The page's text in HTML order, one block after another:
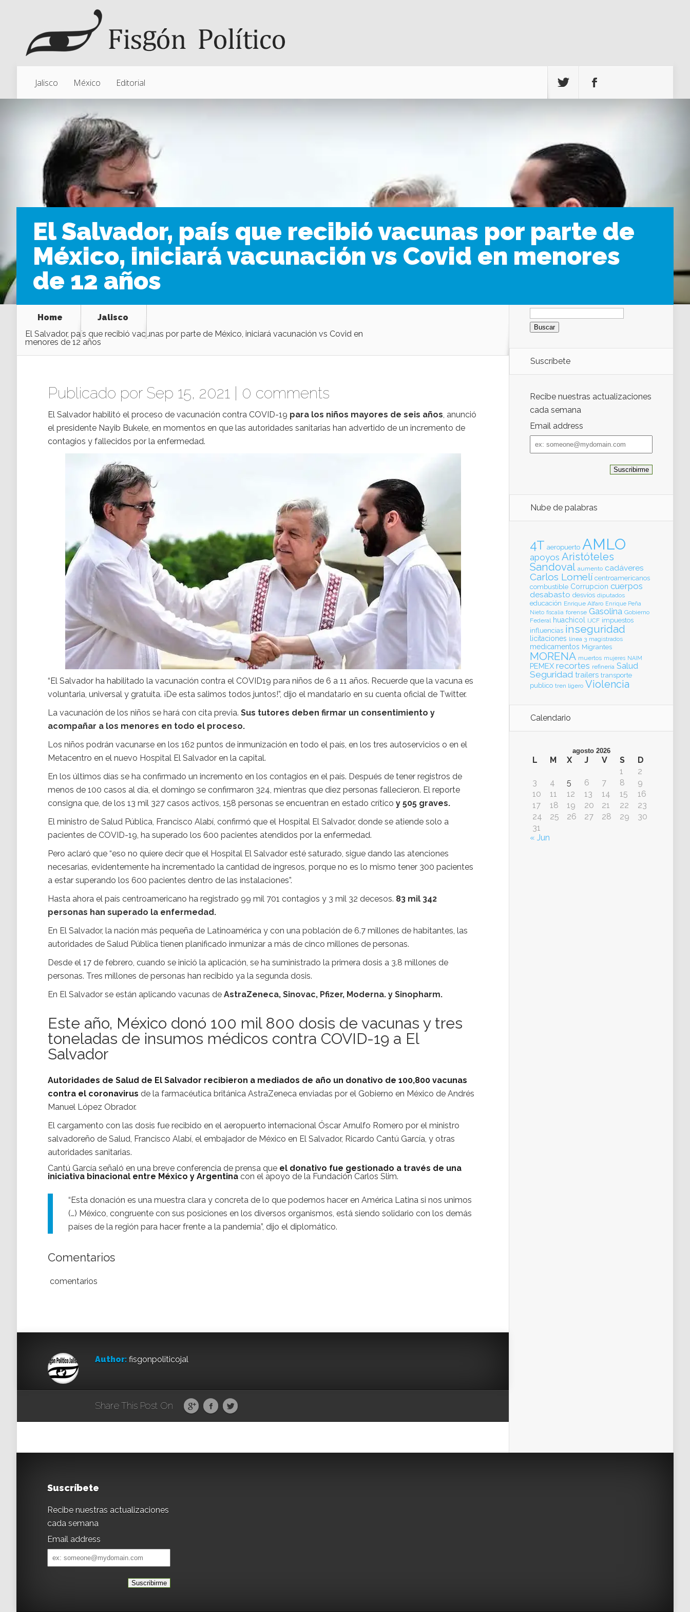
Jalisco México Editorial
El Salvador, país que recibió vacunas por parte de
México, iniciará vacunación vs Covid en menores
de 12 años
Home
Jalisco
El Salvador, país que recibió vacunas por parte de México, iniciará vacunación vs Covid en
menores de 12 años
Publicado por Sep 15, 2021 | 0 comments
El Salvador habilitó el proceso de vacunación contra COVID-19 para los niños mayores de seis años, anunció
el presidente Nayib Bukele, en momentos en que las autoridades sanitarias han advertido de un incremento de
contagios y fallecidos por la enfermedad.
“El Salvador ha habilitado la vacunación contra el COVID19 para niños de 6 a 11 años. Recuerde que la vacuna es
voluntaria, universal y gratuita. ¡De esta salimos todos juntos!”, dijo el mandatario en su cuenta oficial de Twitter.
La vacunación de los niños se hará con cita previa. Sus tutores deben firmar un consentimiento y
acompañar a los menores en todo el proceso.
Los niños podrán vacunarse en los 162 puntos de inmunización en todo el país, en los tres autoservicios o en el
Metacentro en el nuevo Hospital El Salvador en la capital.
En los últimos días se ha confirmado un incremento en los contagios en el país. Después de tener registros de
menos de 100 casos al día, el domingo se confirmaron 324, mientras que diez personas fallecieron. El reporte
consigna que, de los 13 mil 327 casos activos, 158 personas se encuentran en estado crítico y 505 graves.
El ministro de Salud Pública, Francisco Alabí, confirmó que el Hospital El Salvador, donde se atiende solo a
pacientes de COVID-19, ha superado los 600 pacientes atendidos por la enfermedad.
Pero aclaró que “eso no quiere decir que el Hospital El Salvador esté saturado, sigue dando las atenciones
necesarias, evidentemente ha incrementado la cantidad de ingresos, porque no es lo mismo tener 300 pacientes
a estar superando los 600 pacientes dentro de las instalaciones”.
Hasta ahora el país centroamericano ha registrado 99 mil 701 contagios y 3 mil 32 decesos. 83 mil 342
personas han superado la enfermedad.
En El Salvador, la nación más pequeña de Latinoamérica y con una población de 6.7 millones de habitantes, las
autoridades de Salud Pública tienen planificado inmunizar a más de cinco millones de personas.
Desde el 17 de febrero, cuando se inició la aplicación, se ha suministrado la primera dosis a 3.8 millones de
personas. Tres millones de personas han recibido ya la segunda dosis.
En El Salvador se están aplicando vacunas de AstraZeneca, Sinovac, Pfizer, Moderna. y Sinopharm.
Este año, México donó 100 mil 800 dosis de vacunas y tres
toneladas de insumos médicos contra COVID-19 a El
Salvador
Autoridades de Salud de El Salvador recibieron a mediados de año un donativo de 100,800 vacunas
contra el coronavirus de la farmacéutica británica AstraZeneca enviadas por el Gobierno en México de Andrés
Manuel López Obrador.
El cargamento con las dosis fue recibido en el aeropuerto internacional Óscar Arnulfo Romero por el ministro
salvadoreño de Salud, Francisco Alabí, el embajador de México en El Salvador, Ricardo Cantú García, y otras
autoridades sanitarias.
Cantú García señaló en una breve conferencia de prensa que el donativo fue gestionado a través de una
iniciativa binacional entre México y Argentina con el apoyo de la Fundación Carlos Slim.
“Esta donación es una muestra clara y concreta de lo que podemos hacer en América Latina si nos unimos
(…) México, congruente con sus posiciones en los diversos organismos, está siendo solidario con los demás
países de la región para hacer frente a la pandemia”, dijo el diplomático.
Comentarios
comentarios
Author: fisgonpoliticojal
Share This Post On
Buscar:
Suscríbete
Recibe nuestras actualizaciones
cada semana
Email address
Email
address
Nube de palabras
4T aeropuerto AMLO
apoyos Aristóteles
Sandoval aumento cadáveres
Carlos Lomelí centroamericanos
combustible Corrupcion cuerpos
desabasto desvíos diputados
educación Enrique Alfaro Enrique Peña
Nieto fiscalia forense Gasolina Gobierno
Federal huachicol IJCF impuestos
influencias inseguridad
licitaciones línea 3 magistrados
medicamentos Migrantes
MORENA muertos mujeres NAIM
PEMEX recortes refinería Salud
Seguridad trailers transporte
publico tren ligero Violencia
Calendario
agosto 2026
L M X J V S
D
1
2
3
4 5 6 7 8
9
10
11 12 13 14 15
16
17
18 19 20 21 22
23
24
25 26 27 28 29
30
31
« Jun
Suscríbete
Recibe nuestras actualizaciones
cada semana
Email address
Email
address